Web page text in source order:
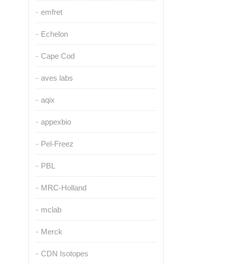
emfret
Echelon
Cape Cod
aves labs
aqix
appexbio
Pel-Freez
PBL
MRC-Holland
mclab
Merck
CDN Isotopes